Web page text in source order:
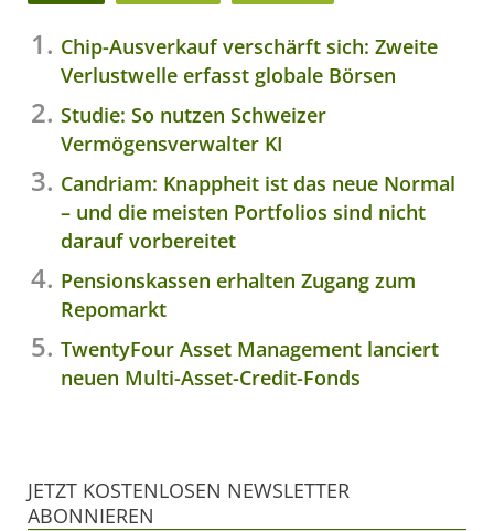
Chip-Ausverkauf verschärft sich: Zweite
Verlustwelle erfasst globale Börsen
Studie: So nutzen Schweizer
Vermögensverwalter KI
Candriam: Knappheit ist das neue Normal
– und die meisten Portfolios sind nicht
darauf vorbereitet
Pensionskassen erhalten Zugang zum
Repomarkt
TwentyFour Asset Management lanciert
neuen Multi-Asset-Credit-Fonds
JETZT KOSTENLOSEN NEWSLETTER
ABONNIEREN